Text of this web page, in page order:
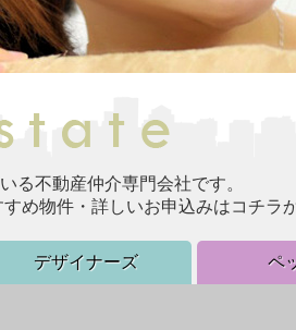
る不動産仲介専門会社です。
め物件・詳しいお申込みはコチラ
デザイナーズ ペ